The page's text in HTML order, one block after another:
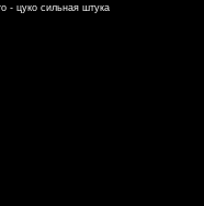
- цуко сильная штука